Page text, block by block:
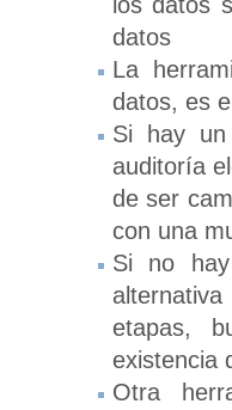
datos
La
datos, es
Si hay un
auditoría
de ser
con una
Si no
etapas,
existencia
Otra